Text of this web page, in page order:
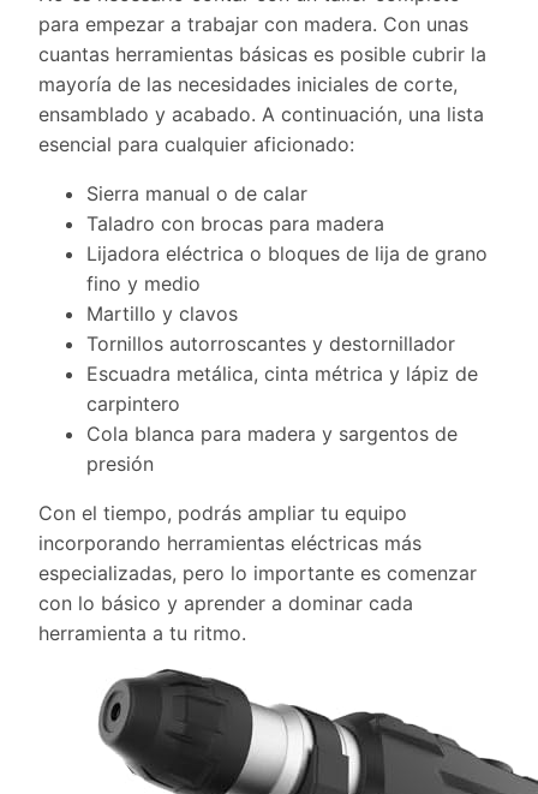
para empezar a trabajar con madera. Con unas
cuantas herramientas básicas es posible cubrir la
mayoría de las necesidades iniciales de corte,
ensamblado y acabado. A continuación, una lista
esencial para cualquier aficionado:
Sierra manual o de calar
Taladro con brocas para madera
Lijadora eléctrica o bloques de lija de grano
fino y medio
Martillo y clavos
Tornillos autorroscantes y destornillador
Escuadra metálica, cinta métrica y lápiz de
carpintero
Cola blanca para madera y sargentos de
presión
Con el tiempo, podrás ampliar tu equipo
incorporando herramientas eléctricas más
especializadas, pero lo importante es comenzar
con lo básico y aprender a dominar cada
herramienta a tu ritmo.